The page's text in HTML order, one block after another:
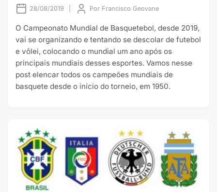
28/08/2019 Por Francisco Geovane
O Campeonato Mundial de Basquetebol, desde 2019,
vai se organizando e tentando se descolar de futebol
e vôlei, colocando o mundial um ano após os
principais mundiais desses esportes. Vamos nesse
post elencar todos os campeões mundiais de
basquete desde o início do torneio, em 1950.